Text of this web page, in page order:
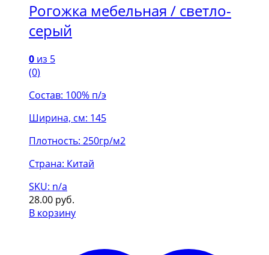
Рогожка мебельная / светло-
серый
0 из 5
(0)
Состав: 100% п/э
Ширина, см: 145
Плотность: 250гр/м2
Страна: Китай
SKU: n/a
28.00 руб.
В корзину